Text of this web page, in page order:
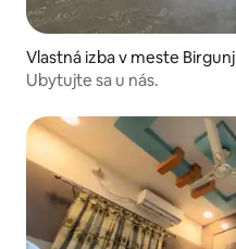
Vlastná izba v meste Birgunj
Ubytujte sa u nás.